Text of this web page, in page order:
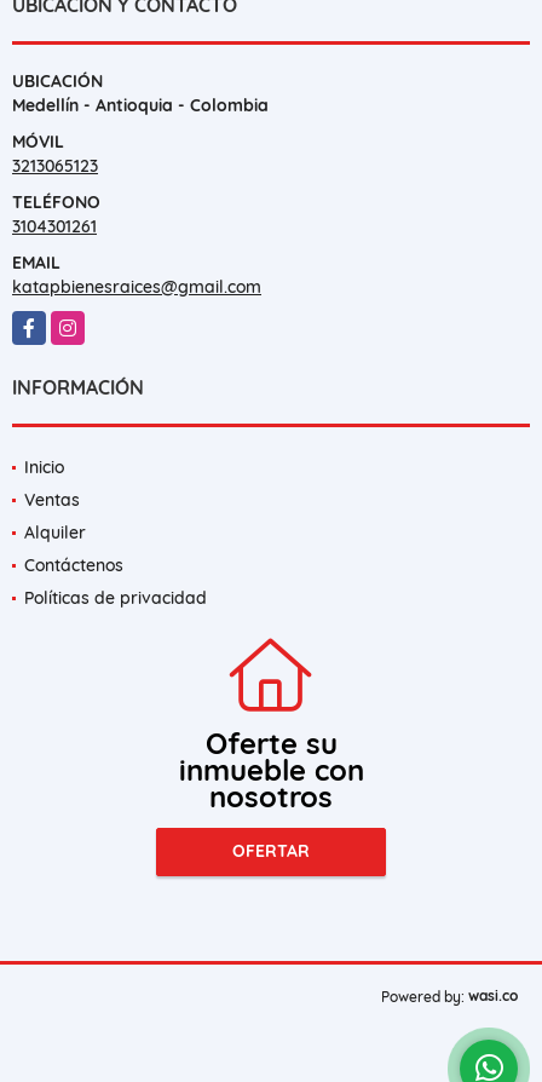
UBICACIÓN
Medellín - Antioquia - Colombia
MÓVIL
3213065123
TELÉFONO
3104301261
EMAIL
katapbienesraices@gmail.com
FacebookInstagram
INFORMACIÓN
Inicio
Ventas
Alquiler
Contáctenos
Políticas de privacidad
Oferte su
inmueble con
nosotros
OFERTAR
Powered by: wasi.co